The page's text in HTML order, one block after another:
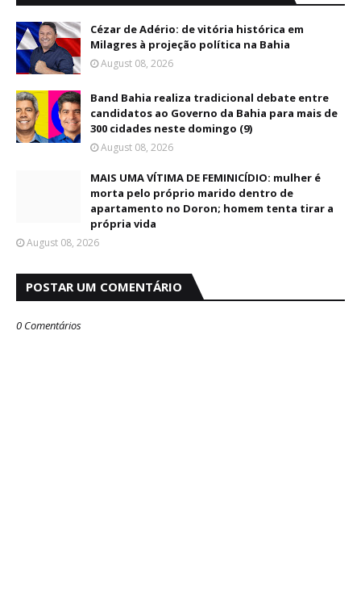
Cézar de Adério: de vitória histórica em
Milagres à projeção política na Bahia
August 08, 2026
Band Bahia realiza tradicional debate entre
candidatos ao Governo da Bahia para mais de
300 cidades neste domingo (9)
August 08, 2026
MAIS UMA VÍTIMA DE FEMINICÍDIO: mulher é
morta pelo próprio marido dentro de
apartamento no Doron; homem tenta tirar a
própria vida
August 08, 2026
POSTAR UM COMENTÁRIO
0 Comentários